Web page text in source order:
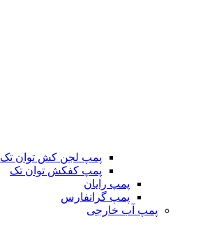
پمپ لجن کش توان تک
پمپ کفکش توان تک
پمپ رایان
پمپ گرانفارس
پمپ آب خارجی